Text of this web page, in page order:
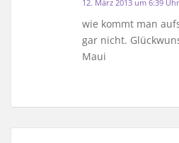
12. März 2013 um 6:39 Uhr
wie kommt man
gar nicht.
Maui